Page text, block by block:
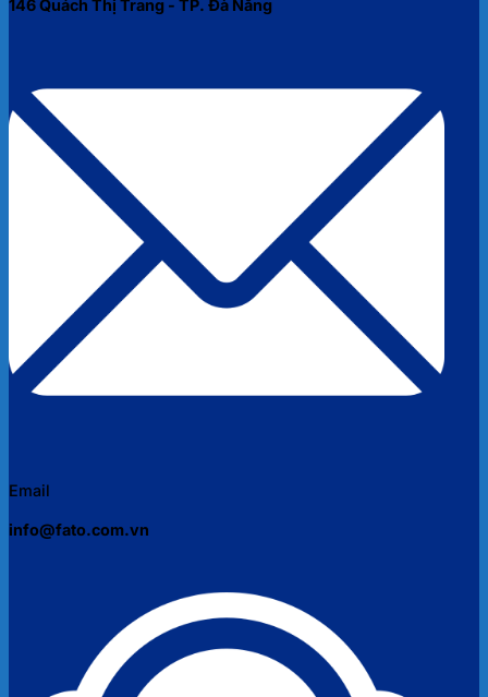
146 Quách Thị Trang - TP. Đà Nẵng
Email
info@fato.com.vn